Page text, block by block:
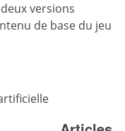
versions
de base du jeu